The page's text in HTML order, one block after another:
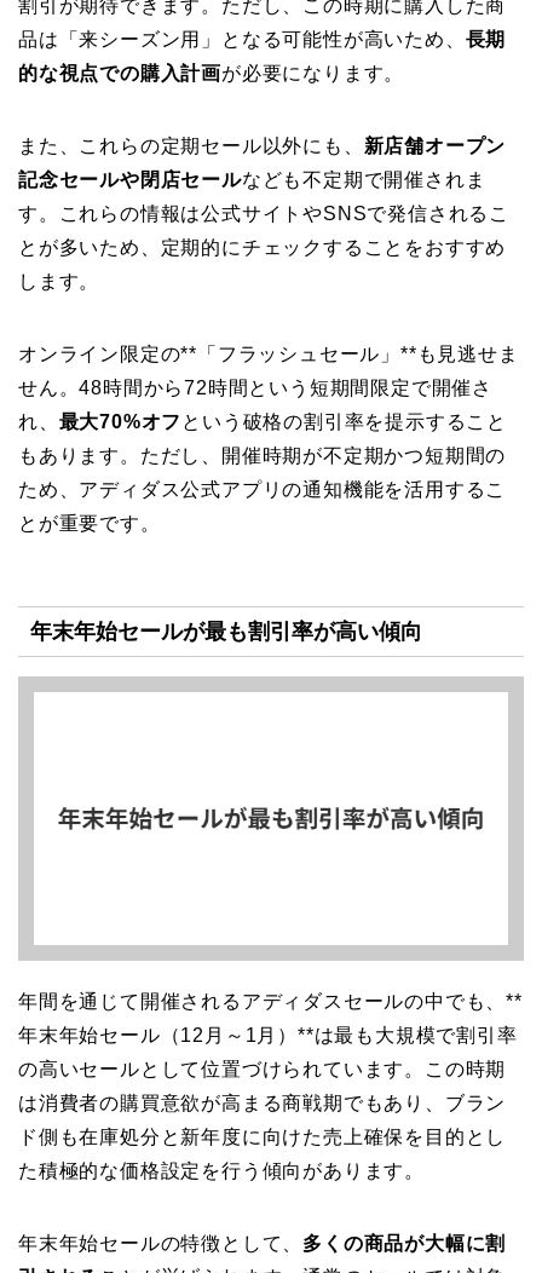
割引が期待できます。ただし、この時期に購入した商
品は「来シーズン用」となる可能性が高いため、 長期
的な視点での購入計画が必要になります。
また、これらの定期セール以外にも、 新店舗オープン
記念セールや閉店セールなども不定期で開催されま
す。これらの情報は公式サイトやSNSで発信されるこ
とが多いため、定期的にチェックすることをおすすめ
します。
オンライン限定の**「フラッシュセール」**も見逃せま
せん。48時間から72時間という短期間限定で開催さ
れ、 最大70%オフ という破格の割引率を提示すること
もあります。ただし、開催時期が不定期かつ短期間の
ため、アディダス公式アプリの通知機能を活用するこ
とが重要です。
年末年始セールが最も割引率が高い傾向
年間を通じて開催されるアディダスセールの中でも、**
年末年始セール（12月～1月）**は最も大規模で割引率
の高いセールとして位置づけられています。この時期
は消費者の購買意欲が高まる商戦期でもあり、ブラン
ド側も在庫処分と新年度に向けた売上確保を目的とし
た積極的な価格設定を行う傾向があります。
年末年始セールの特徴として、 多くの商品が大幅に割